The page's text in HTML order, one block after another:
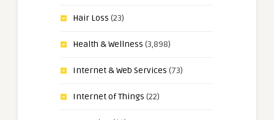
Hair Loss (23)
Health & Wellness (3,898)
Internet & Web Services (73)
Internet of Things (22)